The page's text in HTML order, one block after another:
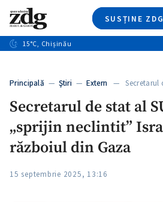
SUSȚINE ZDG
+6
Caută
15°C, Chișinău
Principală — Ştiri — Extern — Secretarul
Secretarul de stat al
„sprijin neclintit”
războiul din Gaza
15 septembrie 2025, 13:16